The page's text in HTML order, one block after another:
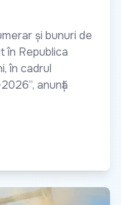
și bunuri de
în Republica
în cadrul
anunță